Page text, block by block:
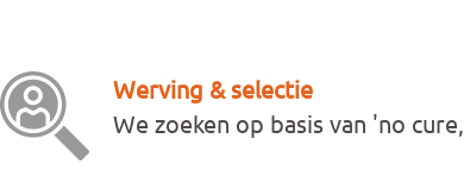
Werving & selectie
We zoeken op basis van 'no